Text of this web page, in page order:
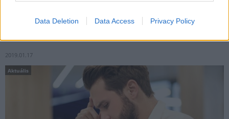
Data Deletion Data Access Privacy Policy
Figyelem! - Az E.on nevével visszaélve kérnek csalók
2019.01.17
Aktuális